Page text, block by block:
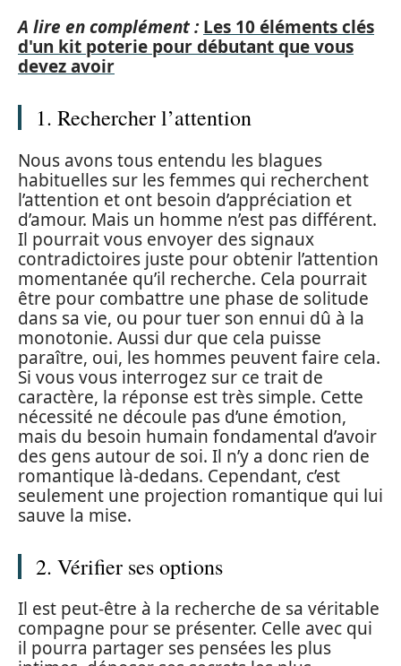
A lire en complément : Les 10 éléments clés
d'un kit poterie pour débutant que vous
devez avoir
1. Rechercher l’attention
Nous avons tous entendu les blagues
habituelles sur les femmes qui recherchent
l’attention et ont besoin d’appréciation et
d’amour. Mais un homme n’est pas différent.
Il pourrait vous envoyer des signaux
contradictoires juste pour obtenir l’attention
momentanée qu’il recherche. Cela pourrait
être pour combattre une phase de solitude
dans sa vie, ou pour tuer son ennui dû à la
monotonie. Aussi dur que cela puisse
paraître, oui, les hommes peuvent faire cela.
Si vous vous interrogez sur ce trait de
caractère, la réponse est très simple. Cette
nécessité ne découle pas d’une émotion,
mais du besoin humain fondamental d’avoir
des gens autour de soi. Il n’y a donc rien de
romantique là-dedans. Cependant, c’est
seulement une projection romantique qui lui
sauve la mise.
2. Vérifier ses options
Il est peut-être à la recherche de sa véritable
compagne pour se présenter. Celle avec qui
il pourra partager ses pensées les plus